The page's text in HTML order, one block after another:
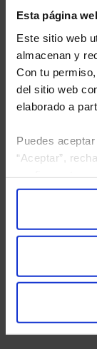
Esta página
Este sitio web
almacenan y
Con tu
del sitio web
elaborado a
Puedes
“Aceptar”,
He leídola